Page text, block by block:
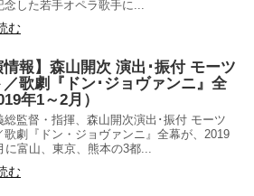
念した若手オペラ歌手に...
む
情報】森山開次 演出･振付 モーツ
／歌劇『ドン･ジョヴァンニ』全
年1～2月）
総監督・指揮、森山開次演出･振付 モーツ
歌劇『ドン・ジョヴァンニ』全幕が、2019
に富山、東京、熊本の3都...
む